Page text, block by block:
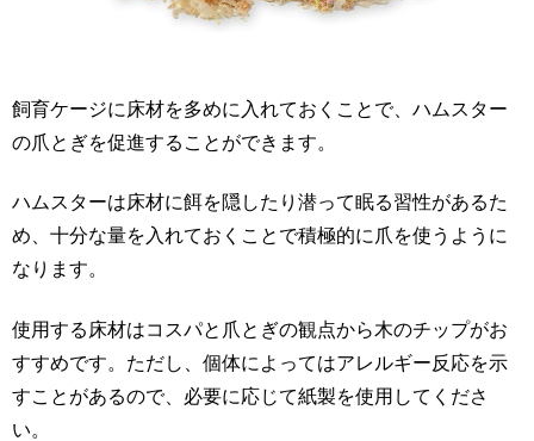
飼育ケージに床材を多めに入れておくことで、ハムスター
の爪とぎを促進することができます。
ハムスターは床材に餌を隠したり潜って眠る習性があるた
め、十分な量を入れておくことで積極的に爪を使うように
なります。
使用する床材はコスパと爪とぎの観点から木のチップがお
すすめです。ただし、個体によってはアレルギー反応を示
すことがあるので、必要に応じて紙製を使用してくださ
い。